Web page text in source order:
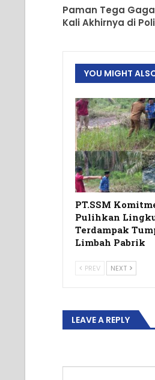
Paman Tega
Kali Akhirnya di
YOU MIGHT
PT.SSM
Pulihkan
Terdampak
Limbah Pabrik
PREV NEXT
LEAVE A REPLY